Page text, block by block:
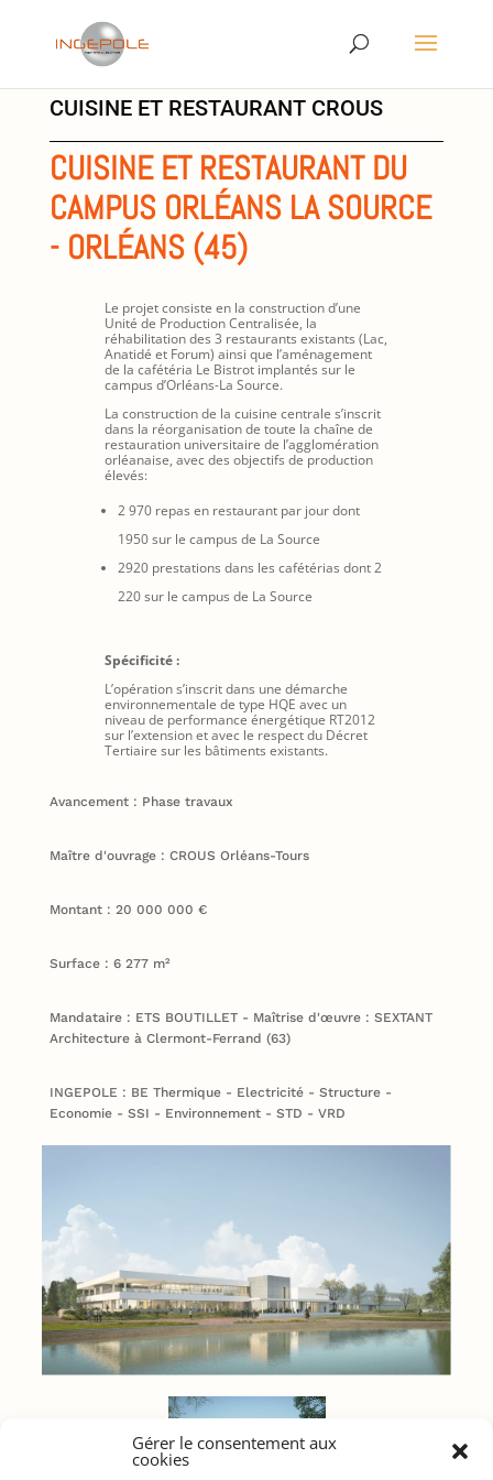
Gérer le consentement aux
cookies
CUISINE ET RESTAURANT CROUS
CUISINE ET RESTAURANT DU
CAMPUS ORLÉANS LA SOURCE
- ORLÉANS (45)
Le projet consiste en la construction d’une
Unité de Production Centralisée, la
réhabilitation des 3 restaurants existants (Lac,
Anatidé et Forum) ainsi que l’aménagement
de la cafétéria Le Bistrot implantés sur le
campus d’Orléans-La Source.
La construction de la cuisine centrale s’inscrit
dans la réorganisation de toute la chaîne de
restauration universitaire de l’agglomération
orléanaise, avec des objectifs de production
élevés:
2 970 repas en restaurant par jour dont
1950 sur le campus de La Source
2920 prestations dans les cafétérias dont 2
220 sur le campus de La Source
Spécificité :
L’opération s’inscrit dans une démarche
environnementale de type HQE avec un
niveau de performance énergétique RT2012
sur l’extension et avec le respect du Décret
Tertiaire sur les bâtiments existants.
Avancement : Phase travaux
Maître d'ouvrage : CROUS Orléans-Tours
Montant : 20 000 000 €
Surface : 6 277 m²
Mandataire : ETS BOUTILLET - Maîtrise d'œuvre : SEXTANT
Architecture à Clermont-Ferrand (63)
INGEPOLE : BE Thermique - Electricité - Structure -
Economie - SSI - Environnement - STD - VRD